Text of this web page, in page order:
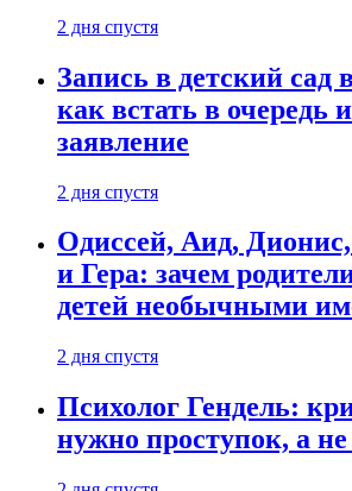
2 дня спустя
Запись в детский сад
как встать в очередь
заявление
2 дня спустя
Одиссей, Аид,
и Гера: зачем
детей необычными
2 дня спустя
Психолог Гендель:
нужно проступок, а